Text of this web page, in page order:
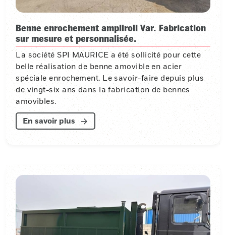
Benne enrochement ampliroll Var. Fabrication
sur mesure et personnalisée.
La société SPI MAURICE a été sollicité pour cette
belle réalisation de benne amovible en acier
spéciale enrochement. Le savoir-faire depuis plus
de vingt-six ans dans la fabrication de bennes
amovibles.
En savoir plus